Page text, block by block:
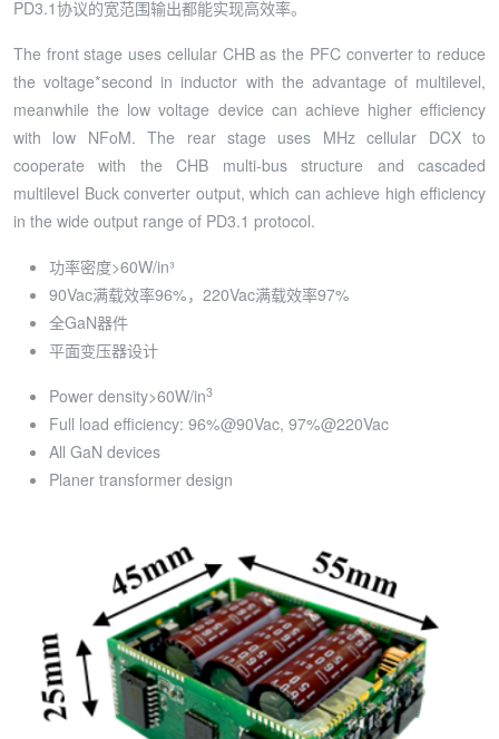
PD3.1协议的宽范围输出都能实现高效率。
The front stage uses cellular CHB as the PFC converter to reduce
the voltage*second in inductor with the advantage of multilevel,
meanwhile the low voltage device can achieve higher efficiency
with low NFoM. The rear stage uses MHz cellular DCX to
cooperate with the CHB multi-bus structure and cascaded
multilevel Buck converter output, which can achieve high efficiency
in the wide output range of PD3.1 protocol.
功率密度>60W/in³
90Vac满载效率96%，220Vac满载效率97%
全GaN器件
平面变压器设计
Power density>60W/in3
Full load efficiency: 96%@90Vac, 97%@220Vac
All GaN devices
Planer transformer design